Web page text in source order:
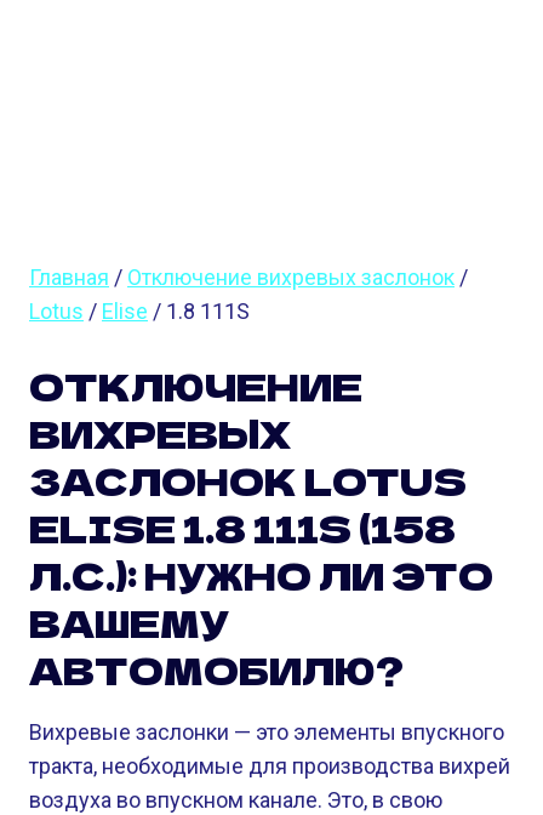
Главная / Отключение вихревых заслонок /
Lotus / Elise / 1.8 111S
ОТКЛЮЧЕНИЕ
ВИХРЕВЫХ
ЗАСЛОНОК LOTUS
ELISE 1.8 111S (158
Л.С.): НУЖНО ЛИ ЭТО
ВАШЕМУ
АВТОМОБИЛЮ?
Вихревые заслонки — это элементы впускного
тракта, необходимые для производства вихрей
воздуха во впускном канале. Это, в свою